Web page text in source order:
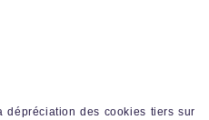
dépréciation des cookies tiers sur